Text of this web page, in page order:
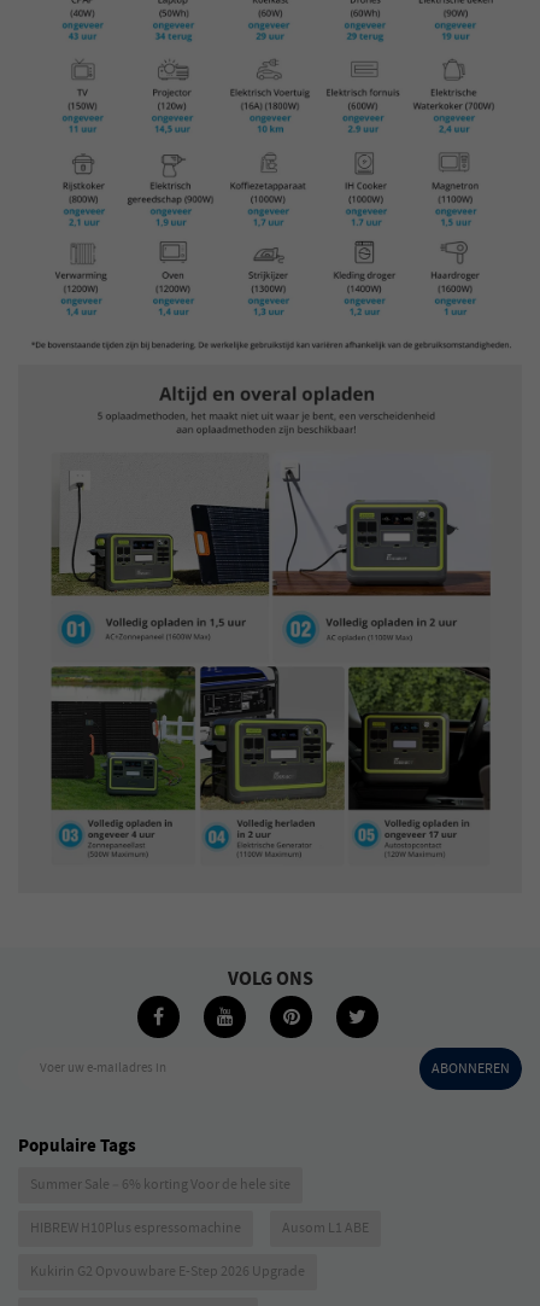
Voer uw e-mailadres in ABONNEREN
VOLG ONS
Populaire Tags
Summer Sale – 6% korting Voor de hele site
HIBREW H10Plus espressomachine Ausom L1 ABE
Kukirin G2 Opvouwbare E-Step 2026 Upgrade